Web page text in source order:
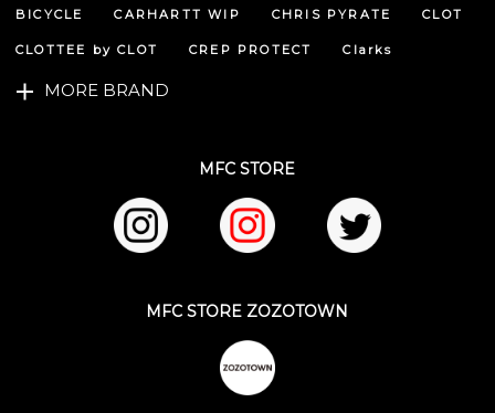
BICYCLE CARHARTT WIP CHRIS PYRATE CLOT
CLOTTEE by CLOT CREP PROTECT Clarks
MORE BRAND
MFC STORE
MFC STORE ZOZOTOWN